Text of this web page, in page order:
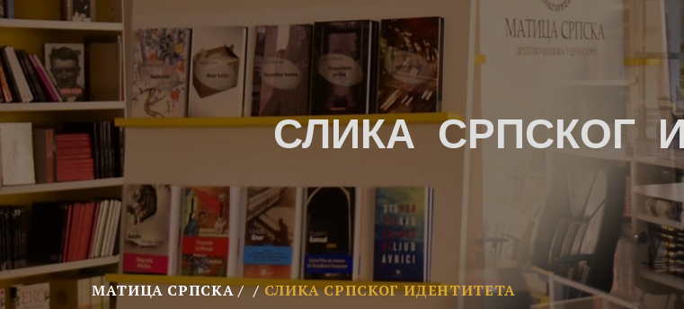
СЛИКА СРПСКОГ
МАТИЦА СРПСКА СЛИКА СРПСКОГ ИДЕНТИТЕТА